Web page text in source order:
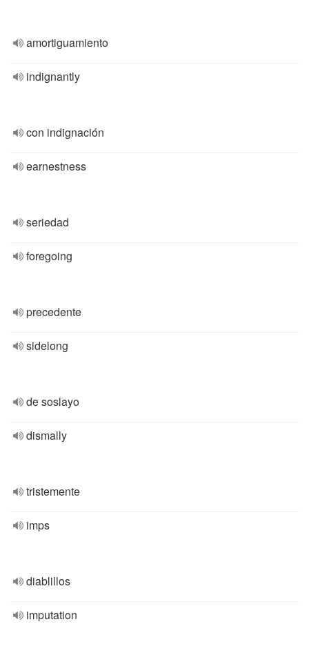
amortiguamiento
indignantly
con indignación
earnestness
seriedad
foregoing
precedente
sidelong
de soslayo
dismally
tristemente
imps
diablillos
imputation